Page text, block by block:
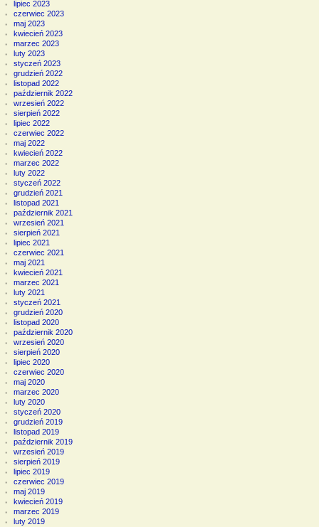
lipiec 2023
czerwiec 2023
maj 2023
kwiecień 2023
marzec 2023
luty 2023
styczeń 2023
grudzień 2022
listopad 2022
październik 2022
wrzesień 2022
sierpień 2022
lipiec 2022
czerwiec 2022
maj 2022
kwiecień 2022
marzec 2022
luty 2022
styczeń 2022
grudzień 2021
listopad 2021
październik 2021
wrzesień 2021
sierpień 2021
lipiec 2021
czerwiec 2021
maj 2021
kwiecień 2021
marzec 2021
luty 2021
styczeń 2021
grudzień 2020
listopad 2020
październik 2020
wrzesień 2020
sierpień 2020
lipiec 2020
czerwiec 2020
maj 2020
marzec 2020
luty 2020
styczeń 2020
grudzień 2019
listopad 2019
październik 2019
wrzesień 2019
sierpień 2019
lipiec 2019
czerwiec 2019
maj 2019
kwiecień 2019
marzec 2019
luty 2019